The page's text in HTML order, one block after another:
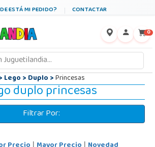
ESTÁ MI PEDIDO? CONTACTAR
0
Lego>Duplo>Princesas
duplo princesas
Filtrar Por:
| |